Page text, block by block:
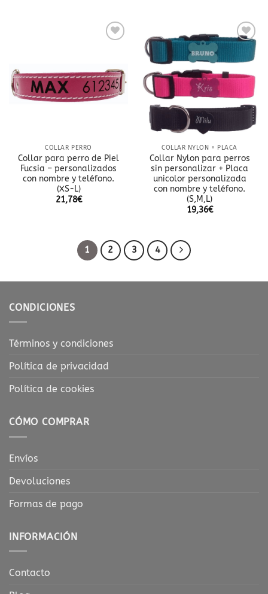
de
deseos
COLLAR PERRO
Collar para perro de Piel
Fucsia – personalizados
con nombre y teléfono.
(XS-L)
21,78€
lista
de
COLLAR NYLON + PLACA
Collar Nylon para perros
sin personalizar + Placa
unicolor personalizada
con nombre y teléfono.
(S,M,L)
19,36€
1 2 3 4
CONDICIONES
Términos y condiciones
Política de privacidad
Política de cookies
CÓMO COMPRAR
Envíos
Devoluciones
Formas de pago
INFORMACIÓN
Contacto